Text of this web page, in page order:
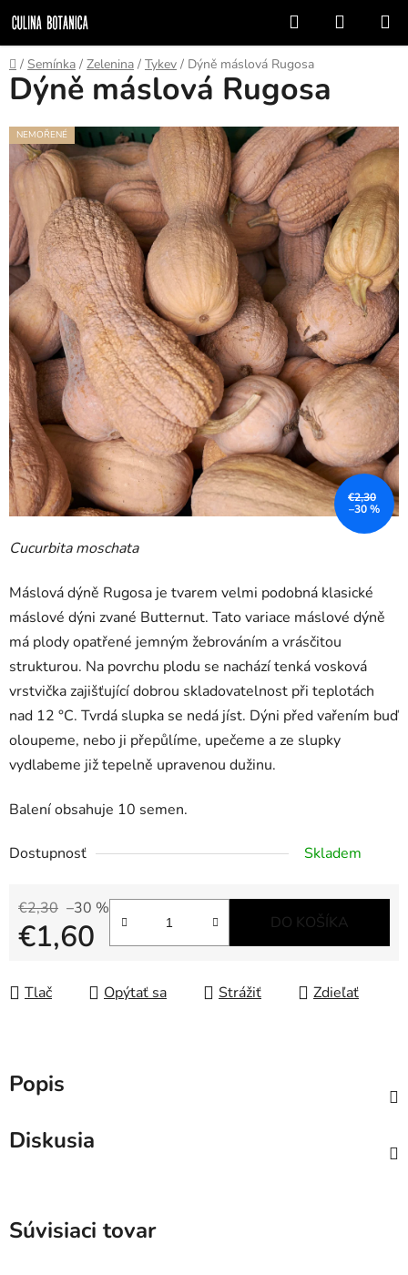
na
obsah
Hľadať
KOŠÍK
Domov
/ Semínka / Zelenina / Tykev / Dýně máslová Rugosa
Cucurbita moschata
Máslová dýně Rugosa je tvarem velmi podobná klasické
máslové dýni zvané Butternut. Tato variace máslové dýně
má plody opatřené jemným žebrováním a vrásčitou
strukturou. Na povrchu plodu se nachází tenká vosková
vrstvička zajišťující dobrou skladovatelnost při teplotách
nad 12 °C. Tvrdá slupka se nedá jíst. Dýni před vařením buď
oloupeme, nebo ji přepůlíme, upečeme a ze slupky
vydlabeme již tepelně upravenou dužinu.
Balení obsahuje 10 semen.
Dostupnosť Skladem
€2,30 –30 %
€1,60 DO KOŠÍKA
Tlač Opýtať sa Strážiť Zdieľať
Dýně máslová Rugosa
NEMOŘENÉ
€2,30
–30 %
Popis
Diskusia
Súvisiaci tovar